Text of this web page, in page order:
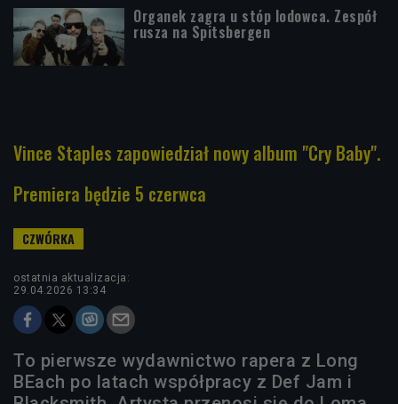
Organek zagra u stóp lodowca. Zespół
rusza na Spitsbergen
Vince Staples zapowiedział nowy album "Cry Baby".
Premiera będzie 5 czerwca
ostatnia aktualizacja:
29.04.2026 13:34
To pierwsze wydawnictwo rapera z Long
BEach po latach współpracy z Def Jam i